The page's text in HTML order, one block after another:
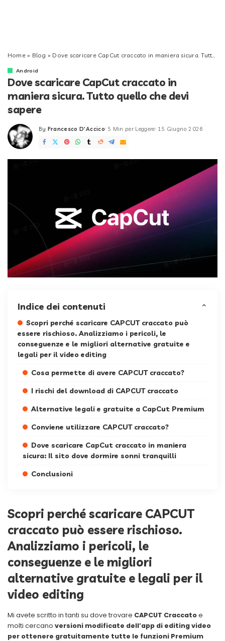
Home» Blog » Dove scaricare CapCut craccato in maniera sicura. Tutto quello che devi sapere
Android
Dove scaricare CapCut craccato in
maniera sicura. Tutto quello che devi
sapere
Posted
by
By Francesco D'Accico 5 Min per Leggere 15 Giugno 2026
Indice dei contenuti
Scopri perché scaricare CAPCUT craccato può
essere rischioso. Analizziamo i pericoli, le
conseguenze e le migliori alternative gratuite e
legali per il video editing
Cosa permette di avere CAPCUT craccato?
I rischi del download di CAPCUT craccato
Alternative legali e gratuite a CapCut Premium
Conviene utilizzare CAPCUT craccato?
Dove scaricare CapCut craccato in maniera
sicura: Il sito dove dormire sonni tranquilli
Conclusioni
Scopri perché scaricare CAPCUT
craccato può essere rischioso.
Analizziamo i pericoli, le
conseguenze e le migliori
alternative gratuite e legali per il
video editing
Mi avete scritto in tanti su dove trovare CAPCUT Craccatoe
molti cercano versioni modificate dell’app di editing video
per ottenere gratuitamente tutte le funzioni Premium